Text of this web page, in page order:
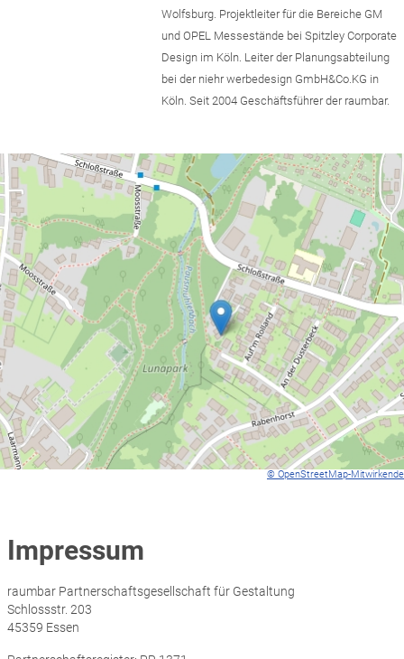
Wolfsburg. Projektleiter für die Bereiche GM
und OPEL Messestände bei Spitzley Corporate
Design im Köln. Leiter der Planungsabteilung
bei der niehr werbedesign GmbH&Co.KG in
Köln. Seit 2004 Geschäftsführer der raumbar.
© OpenStreetMap-Mitwirkende
Impressum
raumbar Partnerschaftsgesellschaft für Gestaltung
Schlossstr. 203
45359 Essen